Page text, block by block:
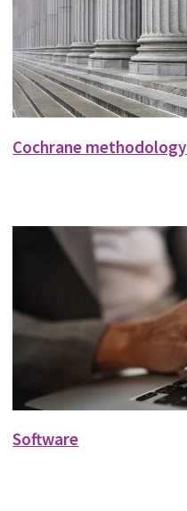
Cochrane methodology
Software